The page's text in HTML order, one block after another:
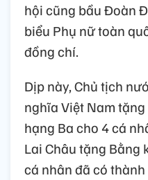
hội cũng bầu Đoàn
biểu Phụ nữ toàn
đồng chí.
Dịp này, Chủ tịch
nghĩa Việt Nam
hạng Ba cho 4 cá
Lai Châu tặng Bằng
cá nhân đã có